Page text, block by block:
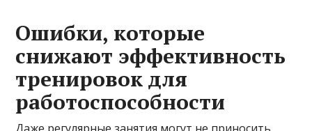
Ошибки, которые
снижают эффективность
тренировок для
работоспособности